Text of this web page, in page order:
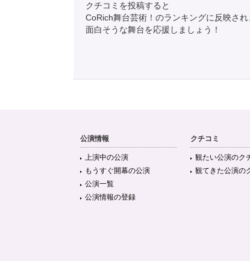
クチコミを投稿すると
CoRich舞台芸術！のランキングに反映され
面白そうな舞台を応援しましょう！
公演情報
上演中の公演
もうすぐ開幕の公演
公演一覧
公演情報の登録
クチコミ
観たい公演のク
観てきた公演の